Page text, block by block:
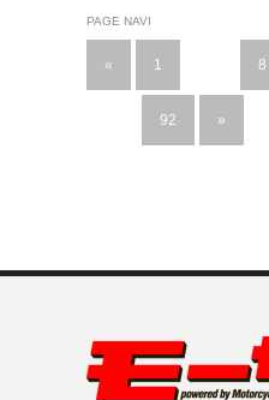
PAGE NAVI
« 1 8
92 »